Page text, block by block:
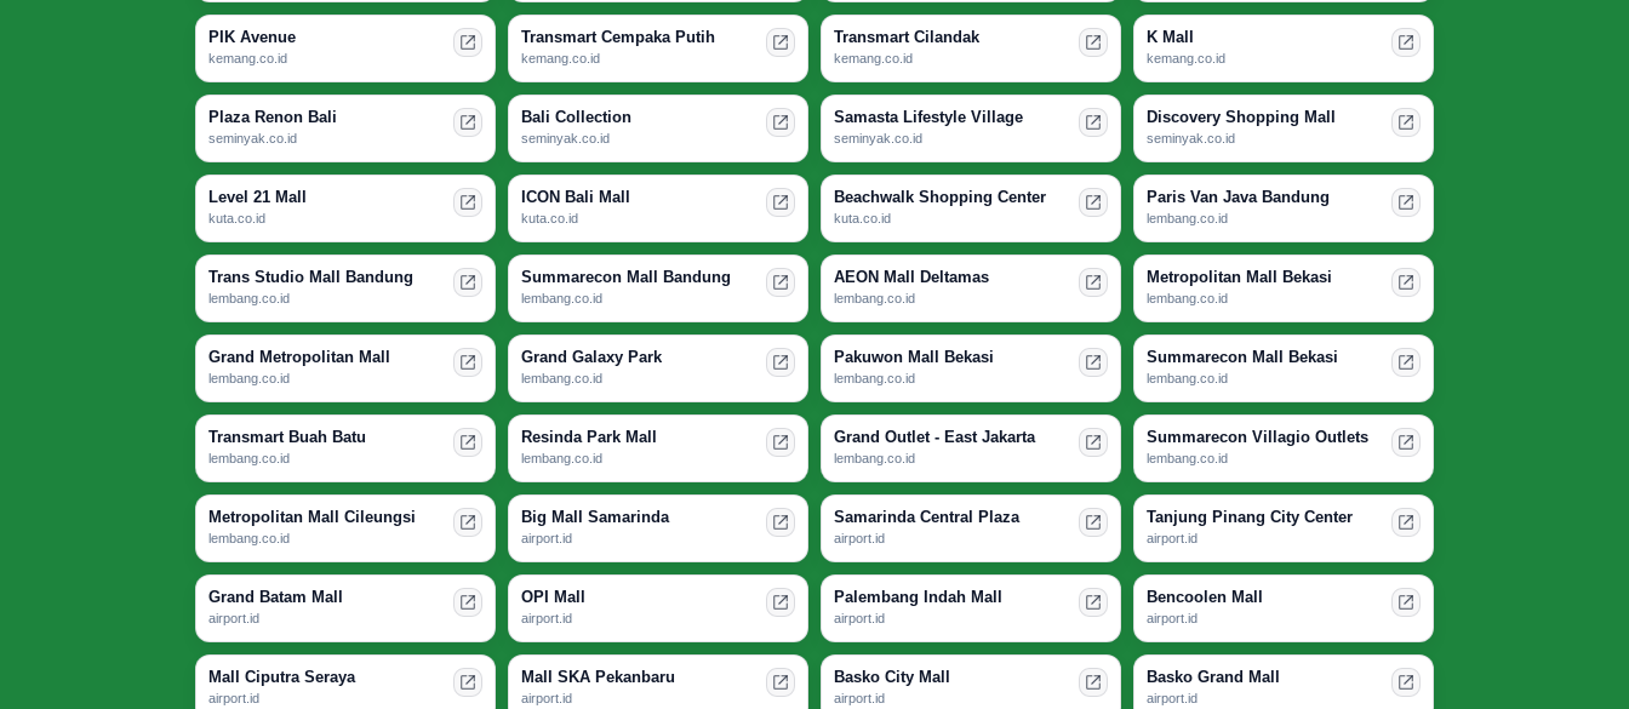
PIK Avenue
kemang.co.id
Transmart Cempaka Putih
kemang.co.id
Transmart Cilandak
kemang.co.id
K Mall
kemang.co.id
Plaza Renon Bali
seminyak.co.id
Bali Collection
seminyak.co.id
Samasta Lifestyle Village
seminyak.co.id
Discovery Shopping Mall
seminyak.co.id
Level 21 Mall
kuta.co.id
ICON Bali Mall
kuta.co.id
Beachwalk Shopping Center
kuta.co.id
Paris Van Java Bandung
lembang.co.id
Trans Studio Mall Bandung
lembang.co.id
Summarecon Mall Bandung
lembang.co.id
AEON Mall Deltamas
lembang.co.id
Metropolitan Mall Bekasi
lembang.co.id
Grand Metropolitan Mall
lembang.co.id
Grand Galaxy Park
lembang.co.id
Pakuwon Mall Bekasi
lembang.co.id
Summarecon Mall Bekasi
lembang.co.id
Transmart Buah Batu
lembang.co.id
Resinda Park Mall
lembang.co.id
Grand Outlet - East Jakarta
lembang.co.id
Summarecon Villagio Outlets
lembang.co.id
Metropolitan Mall Cileungsi
lembang.co.id
Big Mall Samarinda
airport.id
Samarinda Central Plaza
airport.id
Tanjung Pinang City Center
airport.id
Grand Batam Mall
airport.id
OPI Mall
airport.id
Palembang Indah Mall
airport.id
Bencoolen Mall
airport.id
Mall Ciputra Seraya
airport.id
Mall SKA Pekanbaru
airport.id
Basko City Mall
airport.id
Basko Grand Mall
airport.id